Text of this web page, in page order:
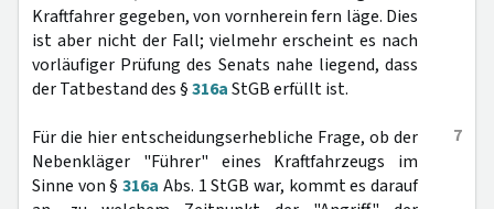
Kraftfahrer gegeben, von vornherein fern läge. Dies
ist aber nicht der Fall; vielmehr erscheint es nach
vorläufiger Prüfung des Senats nahe liegend, dass
der Tatbestand des §316aStGB erfüllt ist.
7
Für die hier entscheidungserhebliche Frage, ob der
Nebenkläger "Führer" eines Kraftfahrzeugs im
Sinne von §316a Abs. 1 StGB war, kommt es darauf